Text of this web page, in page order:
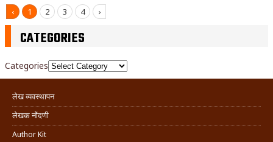
‹ 1 2 3 4 ›
CATEGORIES
Categories
लेख व्यवस्थापन
लेखक नोंदणी
Author Kit